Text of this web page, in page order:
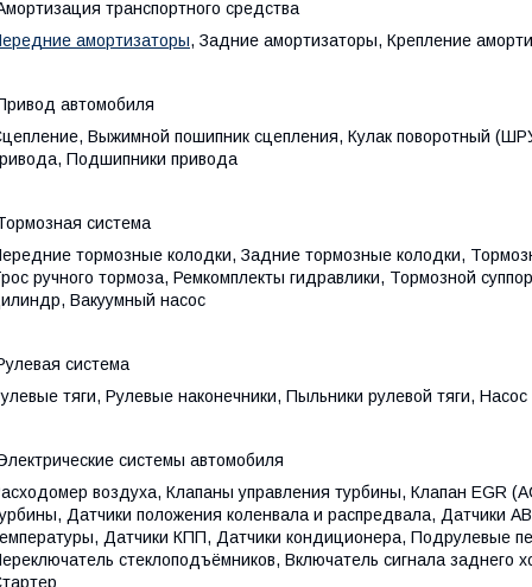
транспортного средства
амортизаторы, Задние амортизаторы, Крепление
автомобиля
Выжимной пошипник сцепления, Кулак поворотный
Подшипники привода
система
тормозные колодки, Задние тормозные колодки,
ручного тормоза, Ремкомплекты гидравлики, Тормозной
Вакуумный насос
система
тяги, Рулевые наконечники, Пыльники рулевой тяги,
системы автомобиля
воздуха, Клапаны управления турбины, Клапан EGR
Датчики положения коленвала и распредвала, Датчики
Датчики КПП, Датчики кондиционера, Подрулевые
стеклоподъёмников, Включатель сигнала заднего